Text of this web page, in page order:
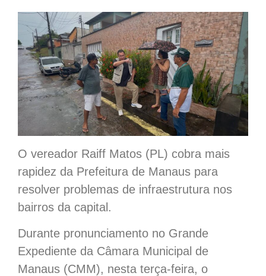
O vereador Raiff Matos (PL) cobra mais
rapidez da Prefeitura de Manaus para
resolver problemas de infraestrutura nos
bairros da capital.
Durante pronunciamento no Grande
Expediente da Câmara Municipal de
Manaus (CMM), nesta terça-feira, o